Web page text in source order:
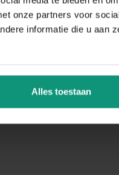
onze partners voor
informatie die u aan
Alles toestaan